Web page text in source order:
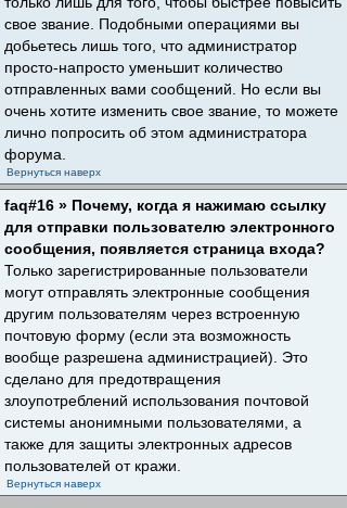
свое звание. Подобными операциями вы
добьетесь лишь того, что администратор
просто-напросто уменьшит количество
отправленных вами сообщений. Но если вы
очень хотите изменить свое звание, то можете
лично попросить об этом администратора
форума.
Вернуться наверх
faq#16 » Почему, когда я нажимаю ссылку
для отправки пользователю электронного
сообщения, появляется страница входа?
Только зарегистрированные пользователи
могут отправлять электронные сообщения
другим пользователям через встроенную
почтовую форму (если эта возможность
вообще разрешена администрацией). Это
сделано для предотвращения
злоупотреблений использования почтовой
системы анонимными пользователями, а
также для защиты электронных адресов
пользователей от кражи.
Вернуться наверх